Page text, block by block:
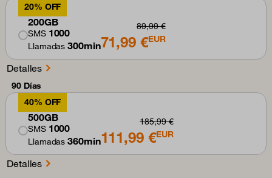
20% OFF
200GB
SMS 1000
Llamadas300min
89,99 €
71,99 €EUR
Detalles
90 Días
40% OFF
500GB
SMS 1000
Llamadas360min
185,99 €
111,99 €EUR
Detalles